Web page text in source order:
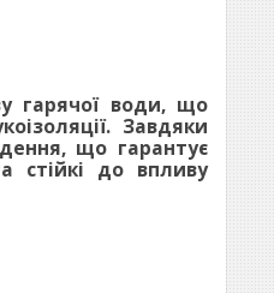
гарячої води, що
Завдяки
що гарантує
стійкі до впливу